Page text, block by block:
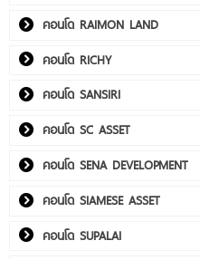
คอนโด RAIMON LAND
คอนโด RICHY
คอนโด SANSIRI
คอนโด SC ASSET
คอนโด SENA DEVELOPMENT
คอนโด SIAMESE ASSET
คอนโด SUPALAI